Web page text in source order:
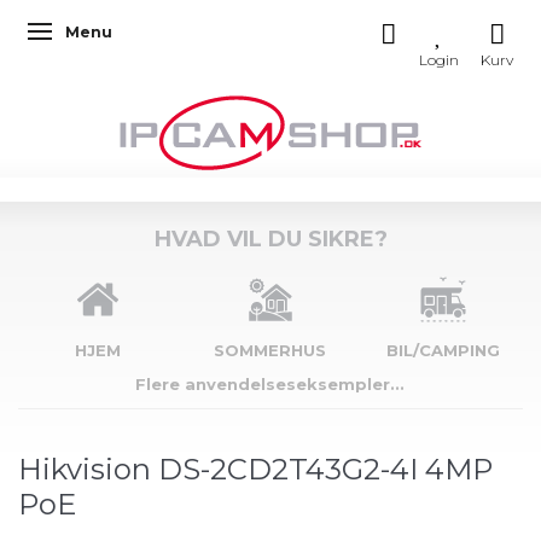
Skifte navigation
Menu
HVAD VIL DU SIKRE?
HJEM SOMMERHUS
BIL/CAMPING
Flere anvendelseseksempler...
Hikvision DS-2CD2T43G2-4I 4MP
PoE